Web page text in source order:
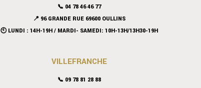
📞 04 78 46 46 77
📍 96 GRANDE RUE 69600 OULLINS
🕙 LUNDI : 14H-19H / MARDI- SAMEDI: 10H-13H/13H30-19H
VILLEFRANCHE
📞 09 78 81 28 88